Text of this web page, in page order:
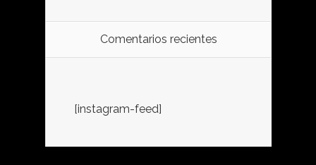
Comentarios recientes
[instagram-feed]